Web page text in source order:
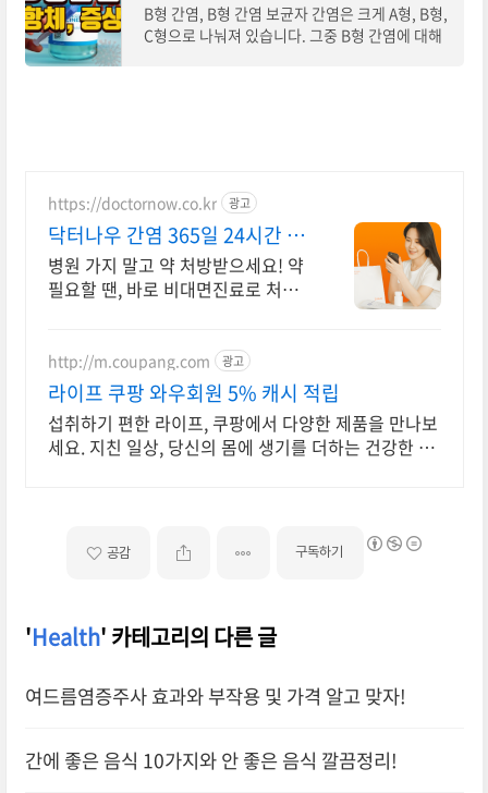
B형 간염, B형 간염 보균자 간염은 크게 A형, B형,
C형으로 나눠져 있습니다. 그중 B형 간염에 대해
https://doctornow.co.kr 광고
닥터나우 간염 365일 24시간 진
료가능
병원 가지 말고 약 처방받으세요! 약
필요할 땐, 바로 비대면진료로 처방
http://m.coupang.com 광고
라이프 쿠팡 와우회원 5% 캐시 적립
섭취하기 편한 라이프, 쿠팡에서 다양한 제품을 만나보
세요. 지친 일상, 당신의 몸에 생기를 더하는 건강한 선
공감 구독하기
'Health' 카테고리의 다른 글
여드름염증주사 효과와 부작용 및 가격 알고 맞자!
간에 좋은 음식 10가지와 안 좋은 음식 깔끔정리!